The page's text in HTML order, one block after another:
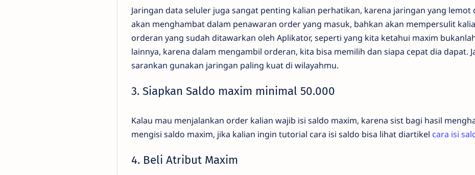
Jaringan data seluler juga sangat penting kalian perhatikan, karena jaringan yang lemot
akan menghambat dalam penawaran order yang masuk, bahkan akan mempersulit
orderan yang sudah ditawarkan oleh Aplikator, seperti yang kita ketahui maxim
lainnya, karena dalam mengambil orderan, kita bisa memilih dan siapa cepat dia dapat.
sarankan gunakan jaringan paling kuat di wilayahmu.
3. Siapkan Saldo maxim minimal 50.000
Kalau mau menjalankan order kalian wajib isi saldo maxim, karena sist bagi hasil
mengisi saldo maxim, jika kalian ingin tutorial cara isi saldo bisa lihat diartikel cara isi
4. Beli Atribut Maxim